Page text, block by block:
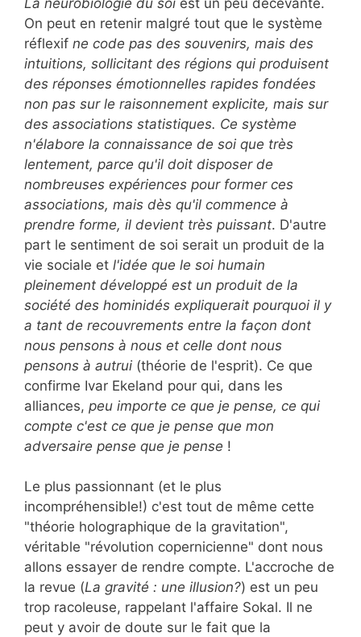
On peut en retenir malgré tout que le système
réflexif ne code pas des souvenirs, mais des
intuitions, sollicitant des régions qui produisent
des réponses émotionnelles rapides fondées
non pas sur le raisonnement explicite, mais sur
des associations statistiques. Ce système
n'élabore la connaissance de soi que très
lentement, parce qu'il doit disposer de
nombreuses expériences pour former ces
associations, mais dès qu'il commence à
prendre forme, il devient très puissant. D'autre
part le sentiment de soi serait un produit de la
vie sociale et l'idée que le soi humain
pleinement développé est un produit de la
société des hominidés expliquerait pourquoi il y
a tant de recouvrements entre la façon dont
nous pensons à nous et celle dont nous
pensons à autrui (théorie de l'esprit). Ce que
confirme Ivar Ekeland pour qui, dans les
alliances, peu importe ce que je pense, ce qui
compte c'est ce que je pense que mon
adversaire pense que je pense !
Le plus passionnant (et le plus
incompréhensible!) c'est tout de même cette
"théorie holographique de la gravitation",
véritable "révolution copernicienne" dont nous
allons essayer de rendre compte. L'accroche de
la revue (La gravité : une illusion?) est un peu
trop racoleuse, rappelant l'affaire Sokal. Il ne
peut y avoir de doute sur le fait que la